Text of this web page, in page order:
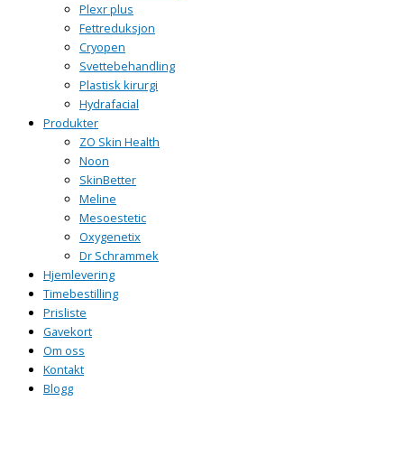
Plexr plus
Fettreduksjon
Cryopen
Svettebehandling
Plastisk kirurgi
Hydrafacial
Produkter
ZO Skin Health
Noon
SkinBetter
Meline
Mesoestetic
Oxygenetix
Dr Schrammek
Hjemlevering
Timebestilling
Prisliste
Gavekort
Om oss
Kontakt
Blogg